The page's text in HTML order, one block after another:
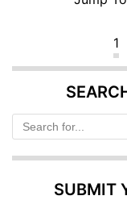
1
SUBMIT